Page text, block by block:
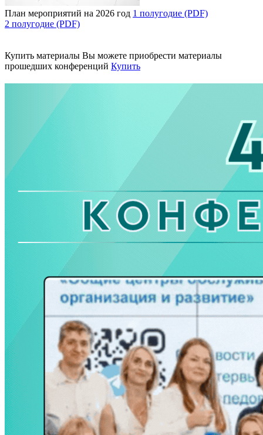
План мероприятий на 2026 год 1 полугодие (PDF)
2 полугодие (PDF)
Купить материалы Вы можете приобрести материалы
прошедших конференций Купить